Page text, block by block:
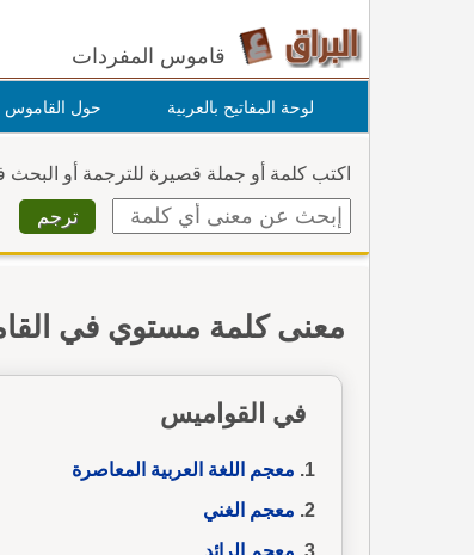
قاموس المفردات
لوحة المفاتيح بالعربية حول القاموس
اكتب كلمة أو جملة قصيرة للترجمة أو
معنى كلمة مستوي في
في القواميس
معجم اللغة العربية المعاصرة
معجم الغني
معجم الرائد